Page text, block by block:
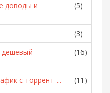
доводы и
(5)
(3)
(16)
с торрент-...
(11)